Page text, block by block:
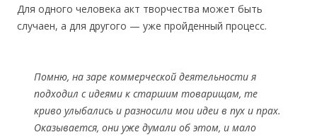
Для одного человека акт творчества может быть
случаен, а для другого — уже пройденный процесс.
Помню, на заре коммерческой деятельности я
подходил с идеями к старшим товарищам, те
криво улыбались и разносили мои идеи в пух и прах.
Оказывается, они уже думали об этом, и мало